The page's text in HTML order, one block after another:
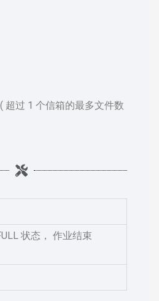
超过 1 个信箱的最多文件数
状态， 作业结束